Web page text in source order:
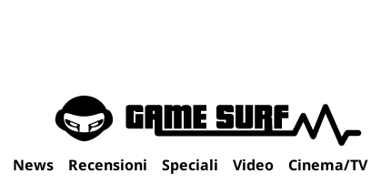
News Recensioni Speciali Video Cinema/TV